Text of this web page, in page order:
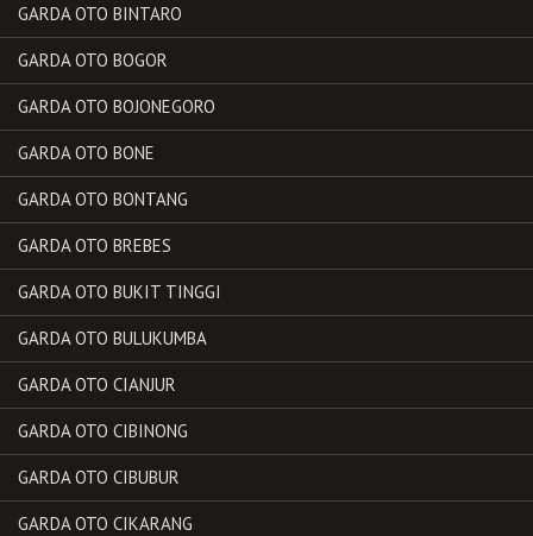
GARDA OTO BINTARO
GARDA OTO BOGOR
GARDA OTO BOJONEGORO
GARDA OTO BONE
GARDA OTO BONTANG
GARDA OTO BREBES
GARDA OTO BUKIT TINGGI
GARDA OTO BULUKUMBA
GARDA OTO CIANJUR
GARDA OTO CIBINONG
GARDA OTO CIBUBUR
GARDA OTO CIKARANG